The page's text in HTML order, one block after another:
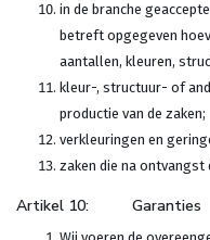
in de branche
betreft opgegeven
aantallen, kleuren,
kleur-, structuur- of
productie van de zaken;
verkleuringen en
zaken die na
Artikel 10: Garanties